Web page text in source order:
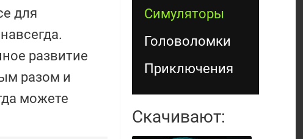
для
развитие
разом и
можете
Симуляторы
Головоломки
Приключения
Скачивают: